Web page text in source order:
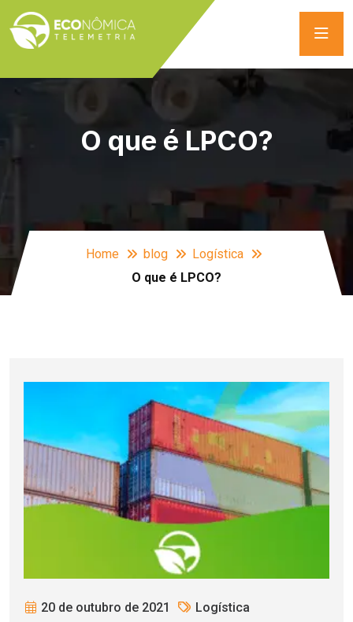
O que é LPCO?
Home blog
Logística
O que é LPCO?
20 de outubro de 2021 Logística